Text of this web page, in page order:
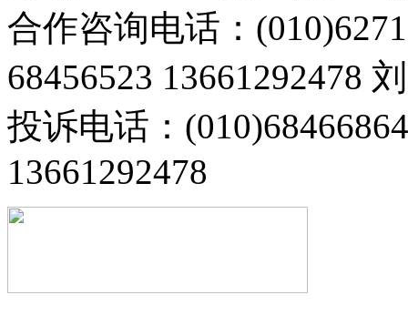
合作咨询电话：
68456523 13661292478
投诉电话：
13661292478